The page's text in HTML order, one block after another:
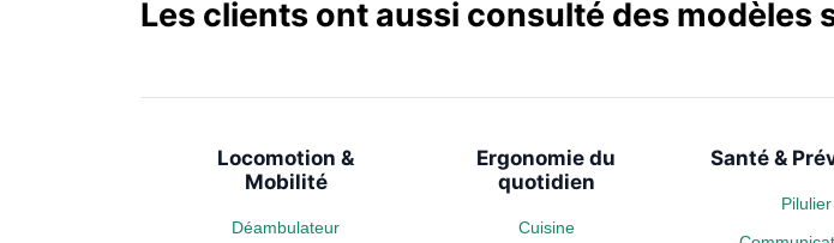
Les clients ont aussi consulté des modèles
Locomotion &
Mobilité
Déambulateur
Ergonomie du
quotidien
Cuisine
Santé &
Pilulier